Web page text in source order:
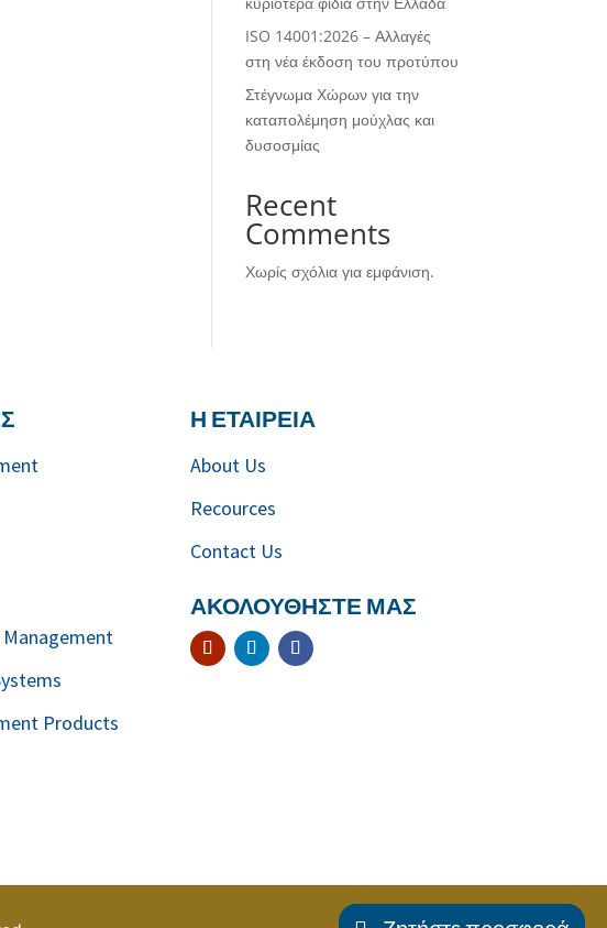
ISO 14001:2026 – Αλλαγές
στη νέα έκδοση του προτύπου
Στέγνωμα Χώρων για την
καταπολέμηση μούχλας και
δυσοσμίας
Recent
Comments
Χωρίς σχόλια για εμφάνιση.
Products
Η ΕΤΑΙΡΕΙΑ
About Us
Recources
Contact Us
ΑΚΟΛΟΥΘΗΣΤΕ ΜΑΣ